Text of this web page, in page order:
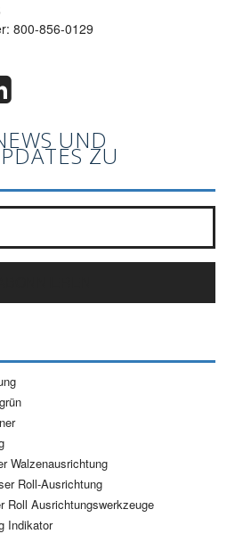
800-856-0129
UND
ZU
Sie unseren Newsletter Liste? *
Walzenausrichtung
Roll-Ausrichtung
Roll Ausrichtungswerkzeuge
Indikator